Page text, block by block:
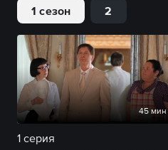
1 сезон 2
45 мин
1 серия